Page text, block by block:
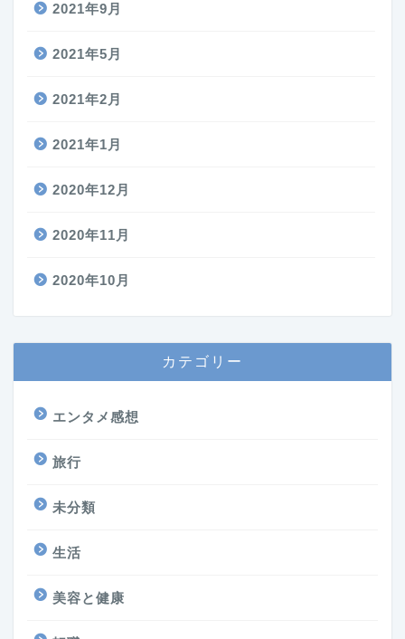
2021年9月
2021年5月
2021年2月
2021年1月
2020年12月
2020年11月
2020年10月
カテゴリー
エンタメ感想
旅行
未分類
生活
美容と健康